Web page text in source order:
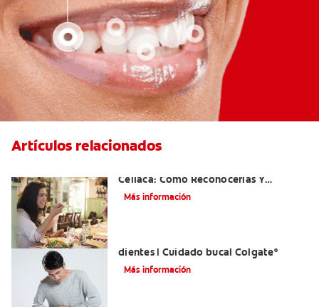
Artículos relacionados
Celíaca: Cómo Reconocerlas Y
Tratarlas
Más información
dientes | Cuidado bucal Colgate®
Más información